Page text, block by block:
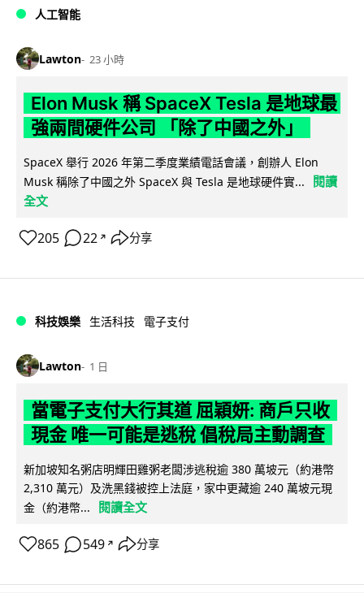
人工智能
Lawton 23 小時
Elon Musk 稱 SpaceX Tesla 是地球最
強兩間硬件公司 「除了中國之外」
SpaceX 舉行 2026 年第二季度業績電話會議，創辦人 Elon
Musk 稱除了中國之外 SpaceX 與 Tesla 是地球硬件實...
閱讀
全文
205 22 ↗ 分享
科技娛樂 生活科技 電子支付
Lawton 1 日
當電子支付大行其道 屈穎妍: 商戶只收
現金 唯一可能是逃稅 倡稅局主動調查
新加坡知名粥店明輝田雞粥老闆涉逃稅逾 380 萬坡元（約港幣
2,310 萬元）及洗黑錢被控上法庭，家中更藏逾 240 萬坡元現
金（約港幣...
閱讀全文
865 549 ↗ 分享